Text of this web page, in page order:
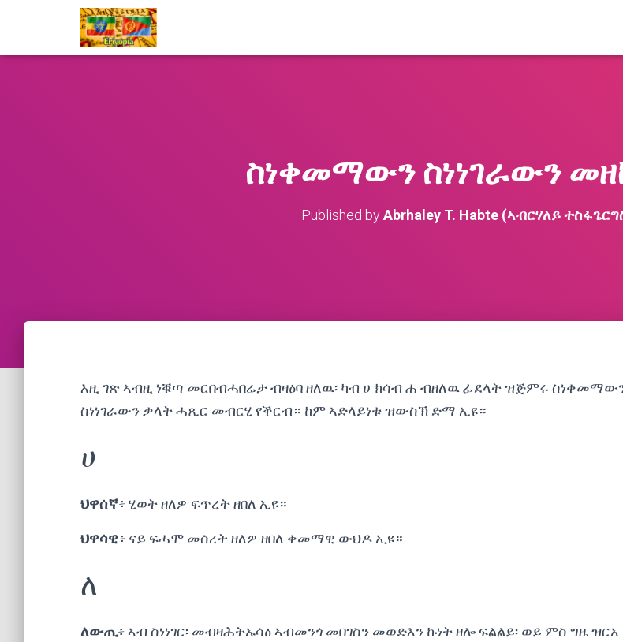
ስነቀመማውን ስነነገራውን
Published byAbrhaley T. Habte (ኣብርሃለይ
እዚ ገጽ ኣብዚ ነቑጣ መርበብሓበሬታ ብዛዕባ ዘለዉ፡ ካብ ሀ ክሳብ ሐ ብዘለዉ ፊደላት ዝጅምሩ
ስነነገራውን ቃላት ሓጺር መብርሂ የቕርብ። ከም ኣድላይነቱ ዝውስኽ ድማ ኢዩ።
ሀ
ህዋሰኛ፥ ሂወት ዘለዎ ፍጥረት ዘበለ ኢዩ።
ህዋሳዊ፥ ናይ ፍሓሞ መሰረት ዘለዎ ዘበለ ቀመማዊ ውህዶ ኢዩ።
ለ
ለውጢ፥ ኣብ ስነነገር፡ መብዛሕትኡሳዕ ኣብመንጎ መበገስን መወድእን ኩነት ዘሎ ፍልልይ፡ ወይ ምስ ግዜ